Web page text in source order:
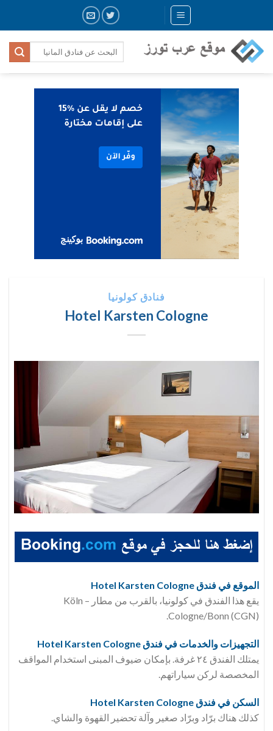
content
فنادق كولونيا
Hotel Karsten Cologne
الموقع في فندق Hotel Karsten Cologne
يقع هذا الفندق في كولونيا، بالقرب من مطار Köln –
Cologne/Bonn (CGN).
التجهيزات والخدمات في فندق Hotel Karsten Cologne
يمتلك الفندق ٢٤ غرفة. بإمكان ضيوف المبنى استخدام المواقف
المخصصة لركن سياراتهم.
السكن في فندق Hotel Karsten Cologne
كذلك هناك برّاد وبرّاد صغير وآلة تحضير القهوة والشاي.